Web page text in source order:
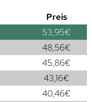
Preis
53,95€
48,56€
45,86€
43,16€
40,46€